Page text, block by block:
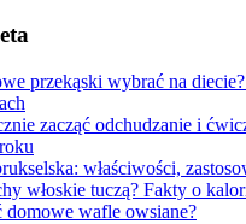
przekąski wybrać na
zacząć odchudzanie i
właściwości,
włoskie tuczą? Fakty o
domowe wafle owsiane?